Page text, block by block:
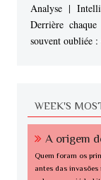
Analyse |
Derrière
souvent oubliée :
WEEK'S
A origem
Quem foram os
antes das